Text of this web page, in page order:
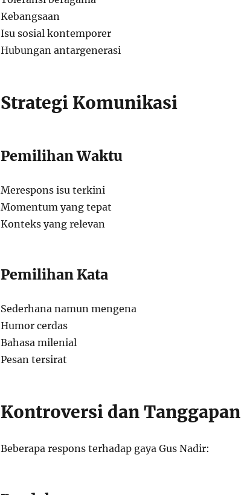
Kebangsaan
Isu sosial kontemporer
Hubungan antargenerasi
Strategi Komunikasi
Pemilihan Waktu
Merespons isu terkini
Momentum yang tepat
Konteks yang relevan
Pemilihan Kata
Sederhana namun mengena
Humor cerdas
Bahasa milenial
Pesan tersirat
Kontroversi dan Tanggapan
Beberapa respons terhadap gaya Gus Nadir: